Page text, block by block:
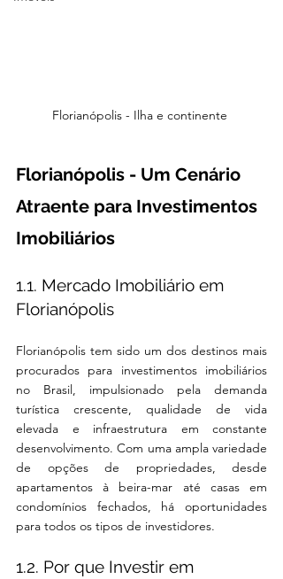
Florianópolis - Ilha e continente
Florianópolis - Um Cenário
Atraente para Investimentos
Imobiliários
1.1. Mercado Imobiliário em
Florianópolis
Florianópolis tem sido um dos destinos mais
procurados para investimentos imobiliários
no Brasil, impulsionado pela demanda
turística crescente, qualidade de vida
elevada e infraestrutura em constante
desenvolvimento. Com uma ampla variedade
de opções de propriedades, desde
apartamentos à beira-mar até casas em
condomínios fechados, há oportunidades
para todos os tipos de investidores.
1.2. Por que Investir em